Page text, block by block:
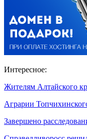
Интересное:
Жителям Алтайского
Аграрии
Завершено